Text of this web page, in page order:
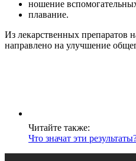
ношение
плавание.
Из лекарственных препаратов
направлено на улучшение
Читайте также:
Что значат эти